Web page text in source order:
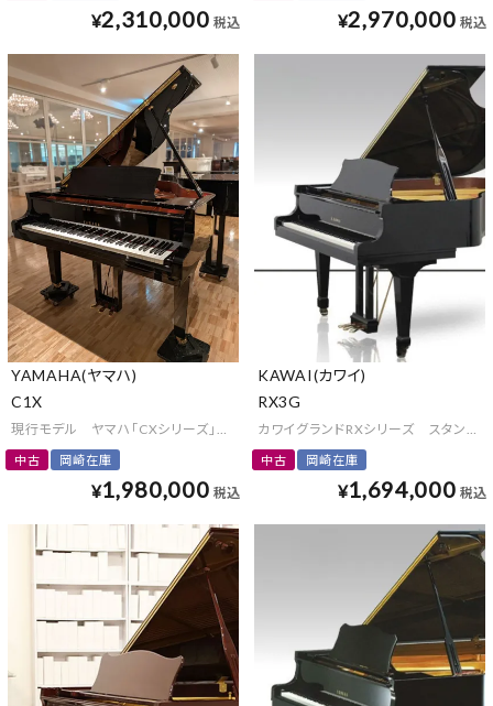
¥2,310,000 税込 ¥2,970,000 税込
YAMAHA(ヤマハ)
C1X
現行モデル ヤマハ「CXシリーズ」のコンパクトグランド
中古 岡崎在庫
¥1,980,000 税込
KAWAI(カワイ)
RX3G
カワイグランドRXシリーズ スタンダ
中古 岡崎在庫
¥1,694,000 税込